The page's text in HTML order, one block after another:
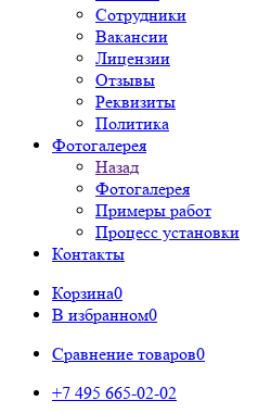
Сотрудники
Вакансии
Лицензии
Отзывы
Реквизиты
Политика
Фотогалерея
Назад
Фотогалерея
Примеры работ
Процесс установки
Контакты
Корзина0
В избранном0
Сравнение товаров0
+7 495 665-02-02